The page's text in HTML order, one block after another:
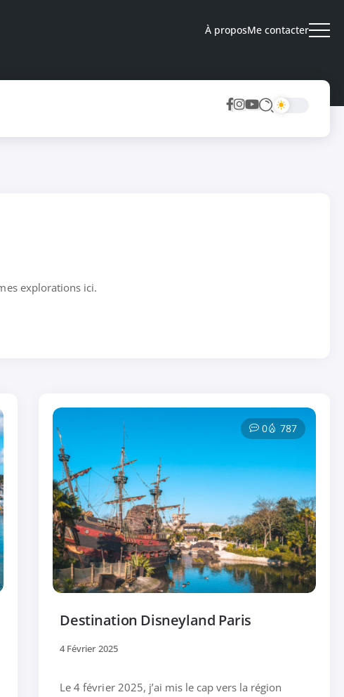
À proposMe contacter
explorations ici.
0 787
Destination Disneyland Paris
4 Février 2025
Le 4 février 2025, j’ai mis le cap vers la région